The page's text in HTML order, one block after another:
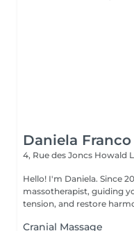
Daniela Franco
4, Rue des Joncs Howald
Hello! I'm Daniela. Since 2019, I've been a dedicated
massotherapist, guiding
tension, and restore
Cranial Massage